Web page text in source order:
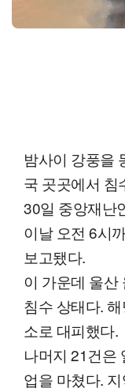
밤사이 강풍을
국 곳곳에서 침
30일 중앙재난
이날 오전 6시
보고됐다.
이 가운데 울산
침수 상태다.
소로 대피했다.
나머지 21건은
업을 마쳤다. 지